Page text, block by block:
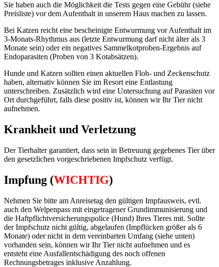
Sie haben auch die Möglichkeit die Tests gegen eine Gebühr (siehe
Preisliste) vor dem Aufenthalt in unserem Haus machen zu lassen.
Bei Katzen reicht eine bescheinigte Entwurmung vor Aufenthalt im
3-Monats-Rhythmus aus (letzte Entwurmung darf nicht älter als 3
Monate sein) oder ein negatives Sammelkotproben-Ergebnis auf
Endoparasiten (Proben von 3 Kotabsätzen).
Hunde und Katzen sollten einen aktuellen Floh- und Zeckenschutz
haben, alternativ können Sie im Resort eine Entlastung
unterschreiben. Zusätzlich wird eine Untersuchung auf Parasiten vor
Ort durchgeführt, falls diese positiv ist, können wir Ihr Tier nicht
aufnehmen.
Krankheit und Verletzung
Der Tierhalter garantiert, dass sein in Betreuung gegebenes Tier über
den gesetzlichen vorgeschriebenen Impfschutz verfügt.
Impfung (WICHTIG)
Nehmen Sie bitte am Anreisetag den gültigen Impfausweis, evtl.
auch den Welpenpass mit eingetragener Grundimmunisierung und
die Haftpflichtversicherungspolice (Hund) Ihres Tieres mit. Sollte
der Impfschutz nicht gültig, abgelaufen (Impflücken größer als 6
Monate) oder nicht in dem vereinbarten Umfang (siehe unten)
vorhanden sein, können wir Ihr Tier nicht aufnehmen und es
entsteht eine Ausfallentschädigung des noch offenen
Rechnungsbetrages inklusive Anzahlung.